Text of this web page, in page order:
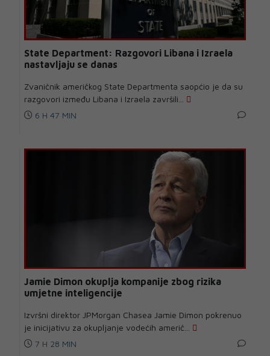
State Department: Razgovori Libana i Izraela
nastavljaju se danas
Zvaničnik američkog State Departmenta saopćio je da su
razgovori između Libana i Izraela završili...
6 H 47 MIN
Jamie Dimon okuplja kompanije zbog rizika
umjetne inteligencije
Izvršni direktor JPMorgan Chasea Jamie Dimon pokrenuo
je inicijativu za okupljanje vodećih američ...
7 H 28 MIN